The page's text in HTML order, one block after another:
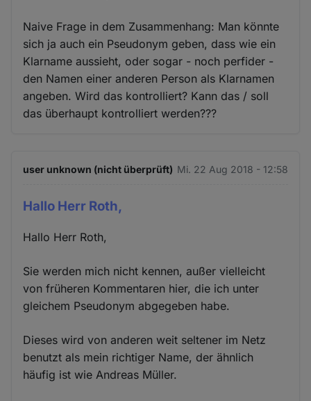
Naive Frage in dem Zusammenhang: Man könnte
sich ja auch ein Pseudonym geben, dass wie ein
Klarname aussieht, oder sogar - noch perfider -
den Namen einer anderen Person als Klarnamen
angeben. Wird das kontrolliert? Kann das / soll
das überhaupt kontrolliert werden???
user unknown (nicht überprüft) Mi. 22 Aug 2018 - 12:58
Hallo Herr Roth,
Hallo Herr Roth,
Sie werden mich nicht kennen, außer vielleicht
von früheren Kommentaren hier, die ich unter
gleichem Pseudonym abgegeben habe.
Dieses wird von anderen weit seltener im Netz
benutzt als mein richtiger Name, der ähnlich
häufig ist wie Andreas Müller.